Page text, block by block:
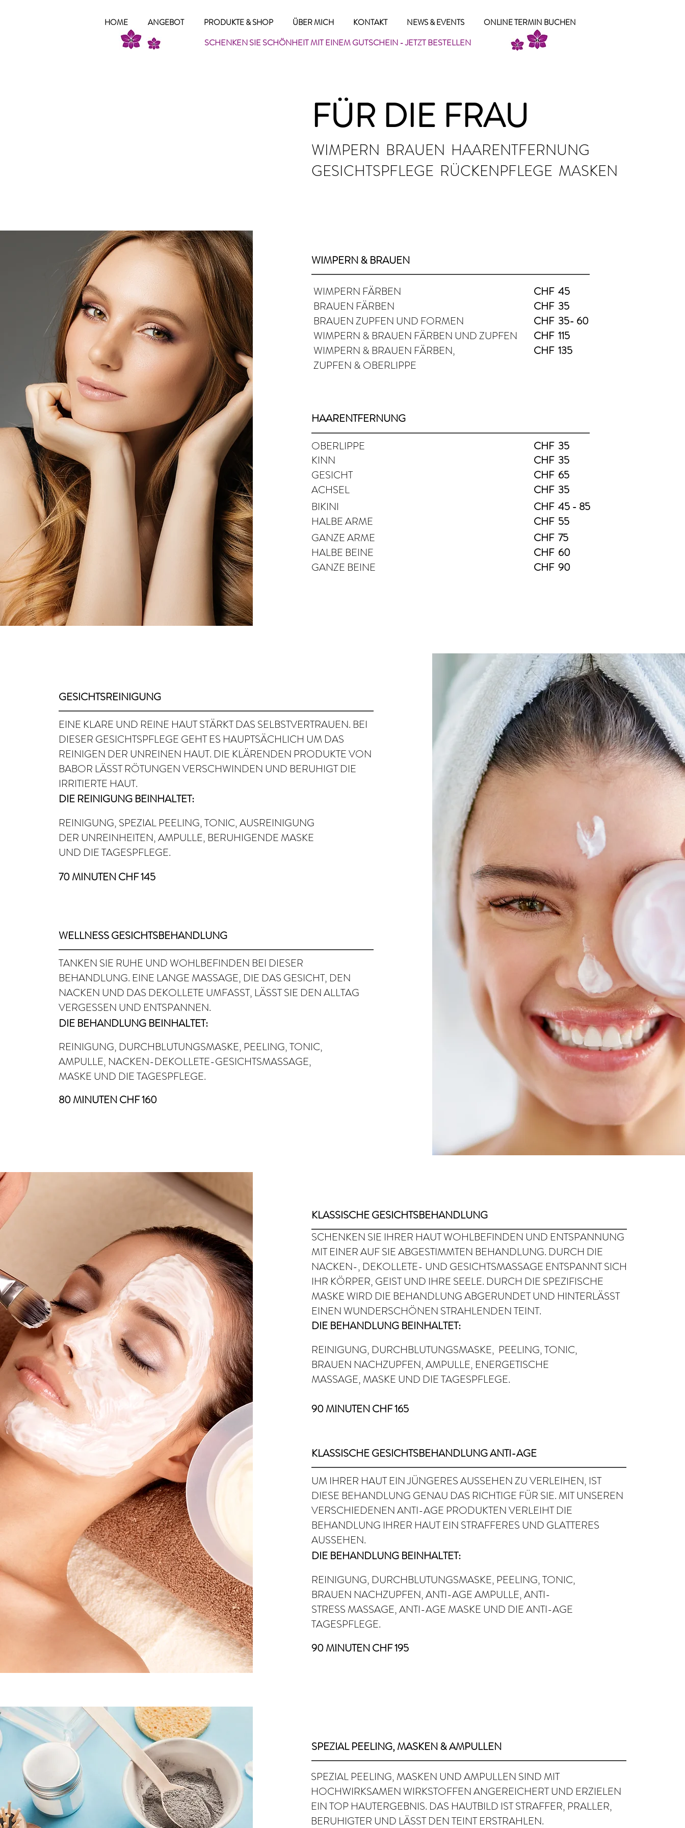
HOME ANGEBOT PRODUKTE & SHOP ÜBER MICH KONTAKT NEWS & EVENTS ONLINE TERMIN BUCHEN
SCHENKEN SIE SCHÖNHEIT MITEINEM GUTSCHEIN- JETZT BESTELLEN
FÜR DIE FRAU
WIMPERN BRAUEN HAARENTFERNUNG
GESICHTSPFLEGE RÜCKENPFLEGE MASKEN
WIMPERN & BRAUEN
WIMPERN FÄRBEN
BRAUEN FÄRBEN
BRAUEN ZUPFEN UND FORMEN
WIMPERN & BRAUEN FÄRBEN UND ZUPFEN
WIMPERN & BRAUEN FÄRBEN,
ZUPFEN & OBERLIPPE
CHF 45
CHF 35
CHF 35- 60
CHF 115
CHF 135
HAARENTFERNUNG
OBERLIPPE
KINN
GESICHT
ACHSEL
BIKINI
HALBE ARME
GANZE ARME
HALBE BEINE
GANZE BEINE
CHF 35
CHF 35
CHF 65
CHF 35
CHF 45 - 85
CHF 55
CHF 75
CHF 60
CHF 90
GESICHTSREINIGUNG
EINE KLARE UND REINE HAUT STÄRKT DAS SELBSTVERTRAUEN. BEI
DIESER GESICHTSPFLEGE GEHT ES HAUPTSÄCHLICH UM DAS
REINIGEN DER UNREINEN HAUT. DIE KLÄRENDEN PRODUKTE VON
BABOR LÄSST RÖTUNGEN VERSCHWINDEN UND BERUHIGT DIE
IRRITIERTE HAUT.
DIE REINIGUNG BEINHALTET:
REINIGUNG, SPEZIAL PEELING, TONIC, AUSREINIGUNG
DER UNREINHEITEN, AMPULLE, BERUHIGENDE MASKE
UND DIE TAGESPFLEGE.
70 MINUTEN CHF 145
WELLNESS GESICHTSBEHANDLUNG
TANKEN SIE RUHE UND WOHLBEFINDEN BEI DIESER
BEHANDLUNG. EINE LANGE MASSAGE, DIE DAS GESICHT, DEN
NACKEN UND DAS DEKOLLETE UMFASST, LÄSST SIE DEN ALLTAG
VERGESSEN UND ENTSPANNEN.
DIE BEHANDLUNG BEINHALTET:
REINIGUNG, DURCHBLUTUNGSMASKE, PEELING, TONIC,
AMPULLE, NACKEN-DEKOLLETE-GESICHTSMASSAGE,
MASKE UND DIE TAGESPFLEGE.
80 MINUTEN CHF 160
KLASSISCHE GESICHTSBEHANDLUNG
SCHENKEN SIE IHRER HAUT WOHLBEFINDEN UND ENTSPANNUNG
MIT EINER AUF SIE ABGESTIMMTEN BEHANDLUNG. DURCH DIE
NACKEN-, DEKOLLETE- UND GESICHTSMASSAGE ENTSPANNT SICH
IHR KÖRPER, GEIST UND IHRE SEELE. DURCH DIE SPEZIFISCHE
MASKE WIRD DIE BEHANDLUNG ABGERUNDET UND HINTERLÄSST
EINEN WUNDERSCHÖNEN STRAHLENDEN TEINT.
DIE BEHANDLUNG BEINHALTET:
REINIGUNG, DURCHBLUTUNGSMASKE, PEELING, TONIC,
BRAUEN NACHZUPFEN, AMPULLE, ENERGETISCHE
MASSAGE, MASKE UND DIE TAGESPFLEGE.
90 MINUTEN CHF 165
KLASSISCHE GESICHTSBEHANDLUNG ANTI-AGE
UM IHRER HAUT EIN JÜNGERES AUSSEHEN ZU VERLEIHEN, IST
DIESE BEHANDLUNG GENAU DAS RICHTIGE FÜR SIE. MIT UNSEREN
VERSCHIEDENEN ANTI-AGE PRODUKTEN VERLEIHT DIE
BEHANDLUNG IHRER HAUT EIN STRAFFERES UND GLATTERES
AUSSEHEN.
DIE BEHANDLUNG BEINHALTET:
REINIGUNG, DURCHBLUTUNGSMASKE, PEELING, TONIC,
BRAUEN NACHZUPFEN, ANTI-AGE AMPULLE, ANTI-
STRESS MASSAGE, ANTI-AGE MASKE UND DIE ANTI-AGE
TAGESPFLEGE.
90 MINUTEN CHF 195
SPEZIAL PEELING, MASKEN & AMPULLEN
SPEZIAL PEELING, MASKEN UND AMPULLEN SIND MIT
HOCHWIRKSAMEN WIRKSTOFFEN ANGEREICHERT UND ERZIELEN
EIN TOP HAUTERGEBNIS. DAS HAUTBILD IST STRAFFER, PRALLER,
BERUHIGTER UND LÄSST DEN TEINT ERSTRAHLEN.